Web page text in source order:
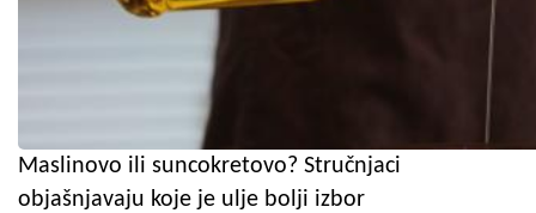
Maslinovo ili suncokretovo? Stručnjaci
objašnjavaju koje je ulje bolji izbor